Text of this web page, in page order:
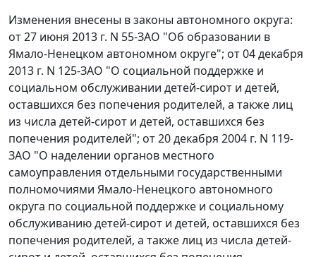
Изменения внесены в законы автономного округа:
от 27 июня 2013 г. N 55-ЗАО "Об образовании в
Ямало-Ненецком автономном округе"; от 04 декабря
2013 г. N 125-ЗАО "О социальной поддержке и
социальном обслуживании детей-сирот и детей,
оставшихся без попечения родителей, а также лиц
из числа детей-сирот и детей, оставшихся без
попечения родителей"; от 20 декабря 2004 г. N 119-
ЗАО "О наделении органов местного
самоуправления отдельными государственными
полномочиями Ямало-Ненецкого автономного
округа по социальной поддержке и социальному
обслуживанию детей-сирот и детей, оставшихся без
попечения родителей, а также лиц из числа детей-